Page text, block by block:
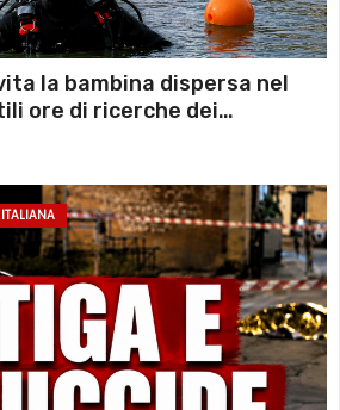
la bambina dispersa nel
ore di ricerche dei